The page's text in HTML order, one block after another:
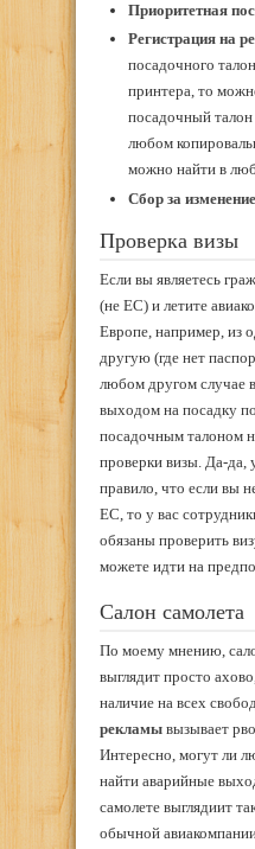
Приоритетная
Регистрация на
посадочного
принтера, то
посадочный
любом
можно найти в
Сбор за
Проверка визы
Если вы являетесь
(не ЕС) и летите
Европе, например, из
другую (где нет
любом другом случае
выходом на посадку
посадочным талоном
проверки визы. Да-да,
правило, что если вы
ЕС, то у вас
обязаны проверить
можете идти на
Салон самолета
По моему мнению,
выглядит просто
наличие на всех
рекламы вызывает
Интересно, могут ли
найти аварийные
самолете выглядиит
обычной